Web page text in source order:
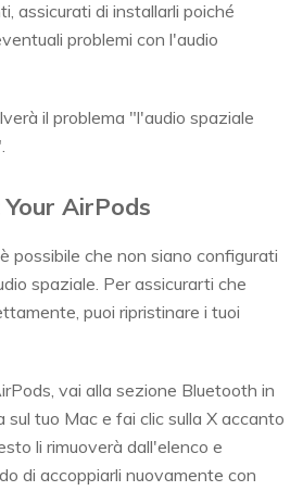
assicurati di installarli poiché
problemi con l'audio
il problema "l'audio spaziale
AirPods
possibile che non siano configurati
spaziale. Per assicurarti che
puoi ripristinare i tuoi
vai alla sezione Bluetooth in
tuo Mac e fai clic sulla X accanto
li rimuoverà dall'elenco e
di accoppiarli nuovamente con